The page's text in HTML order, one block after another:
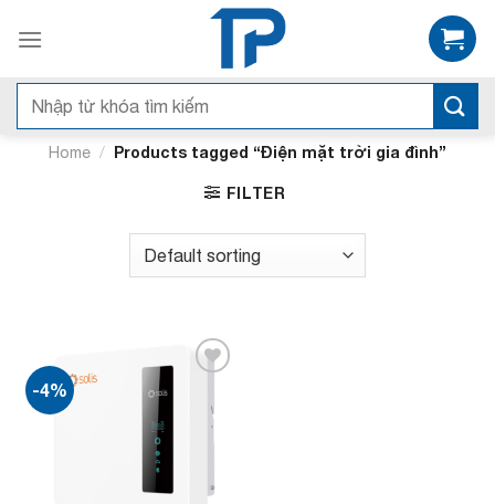
qua
dungSearch
Home / Products tagged “Điện mặt trời gia đình”
FILTER
-4%
Add to